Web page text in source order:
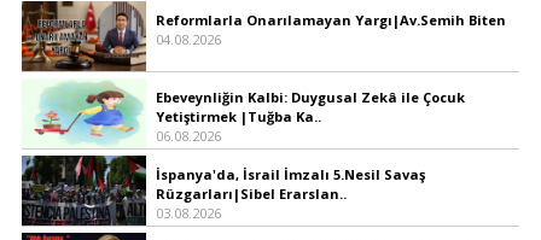
Reformlarla Onarılamayan Yargı|Av.Semih Biten
04.08.2026
Ebeveynliğin Kalbi: Duygusal Zekâ ile Çocuk
Yetiştirmek |Tuğba Ka..
06.08.2026
İspanya'da, İsrail İmzalı 5.Nesil Savaş
Rüzgarları|Sibel Erarslan..
03.08.2026